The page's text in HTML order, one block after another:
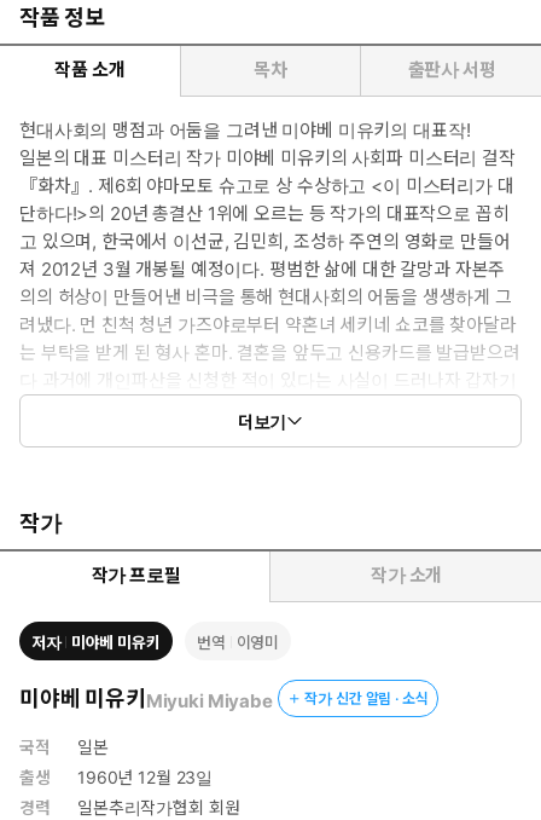
작품 정보
작품 소개 목차 출판사 서평
현대사회의 맹점과 어둠을 그려낸 미야베 미유키의 대표작!
일본의 대표 미스터리 작가 미야베 미유키의 사회파 미스터리 걸작
『화차』. 제6회 야마모토 슈고로 상 수상하고 <이 미스터리가 대
단하다!>의 20년 총결산 1위에 오르는 등 작가의 대표작으로 꼽히
고 있으며, 한국에서 이선균, 김민희, 조성하 주연의 영화로 만들어
져 2012년 3월 개봉될 예정이다. 평범한 삶에 대한 갈망과 자본주
의의 허상이 만들어낸 비극을 통해 현대사회의 어둠을 생생하게 그
려냈다. 먼 친척 청년 가즈야로부터 약혼녀 세키네 쇼코를 찾아달라
는 부탁을 받게 된 형사 혼마. 결혼을 앞두고 신용카드를 발급받으려
다 과거에 개인파산을 신청한 적이 있다는 사실이 드러나자 갑자기
자취를 감추었다는 것이다. 단순한 실종사건으로 생각하고 조사를
시작한 혼마는 시간이 갈수록 그녀 뒤에 또다른 여자의 그림자가 있
더보기
작가
작가 프로필 작가 소개
저자 미야베 미유키 번역 이영미
미야베 미유키 Miyuki Miyabe 작가 신간 알림 · 소식
국적
일본
출생
1960년 12월 23일
경력
일본추리작가협회 회원